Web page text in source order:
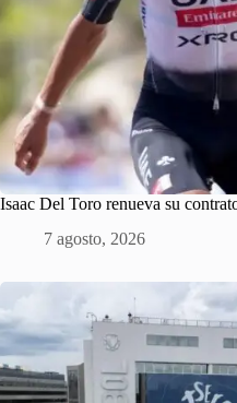
Isaac Del Toro renueva su
7 agosto, 2026